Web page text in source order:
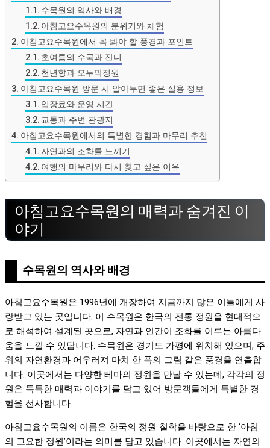
수목원의 역사와 배경
아침고요수목원의 분위기와 체험
아침고요수목원에서 꼭 봐야 할 풍경과 포인트
초여름의 수국과 잔디
천년향과 오두막정원
아침고요수목원 방문 시 알아두면 좋은 실용 정보
입장료와 운영 시간
교통과 주변 관광지
아침고요수목원에서의 특별한 경험과 마무리 추천
자연과의 조화를 느끼기
여행의 마무리와 다시 찾고 싶은 이유
아침고요수목원의 매력과 숨겨진 이
야기
수목원의 역사와 배경
아침고요수목원은 1996년에 개장하여 지금까지 많은 이들에게 사
랑받고 있는 곳입니다. 이 수목원은 한국의 전통 정원을 현대적으
로 해석하여 설계된 곳으로, 자연과 인간이 조화를 이루는 아름다
움을 느낄 수 있답니다. 수목원은 경기도 가평에 위치해 있으며, 주
위의 자연환경과 어우러져 마치 한 폭의 그림 같은 풍경을 연출합
니다. 이곳에서는 다양한 테마의 정원을 만날 수 있는데, 각각의 정
원은 독특한 매력과 이야기를 담고 있어 방문객들에게 특별한 경
험을 선사합니다.
아침고요수목원의 이름은 한국의 정원 철학을 바탕으로 한 ‘아침
의 고요한 정원’이라는 의미를 담고 있습니다. 이곳에서는 자연의